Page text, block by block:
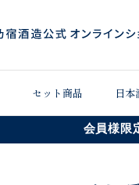
セット商品 日本
会員様限